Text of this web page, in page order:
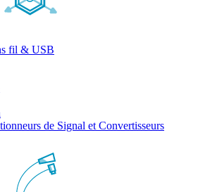
fil & USB
de Signal et Convertisseurs